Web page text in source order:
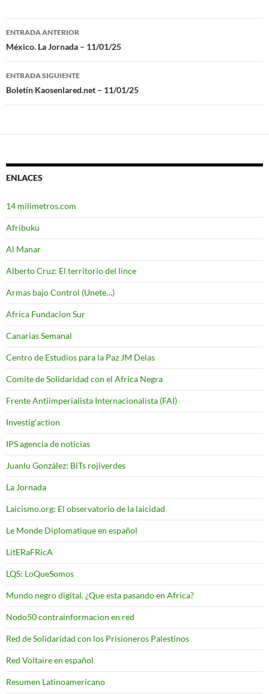
Navegación
de
entradas
ENTRADA ANTERIOR
México. La Jornada – 11/01/25
ENTRADA SIGUIENTE
Boletín Kaosenlared.net – 11/01/25
ENLACES
14 milimetros.com
Afribuku
Al Manar
Alberto Cruz: El territorio del lince
Armas bajo Control (Unete…)
Africa Fundacion Sur
Canarias Semanal
Centro de Estudios para la Paz JM Delas
Comite de Solidaridad con el Africa Negra
Frente Antiimperialista Internacionalista (FAI)
Investig'action
IPS agencia de noticias
Juanlu González: BiTs rojiverdes
La Jornada
Laicismo.org: El observatorio de la laicidad
Le Monde Diplomatique en español
LitERaFRicA
LQS: LoQueSomos
Mundo negro digital. ¿Que esta pasando en Africa?
Nodo50 contrainformacion en red
Red de Solidaridad con los Prisioneros Palestinos
Red Voltaire en español
Resumen Latinoamericano